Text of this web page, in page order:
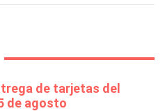
de tarjetas del
de agosto